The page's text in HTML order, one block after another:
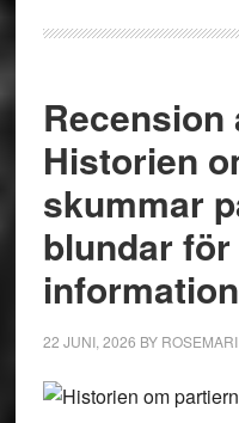
Recension
Historien
skummar
blundar
information
22 JUNI, 2026 BY